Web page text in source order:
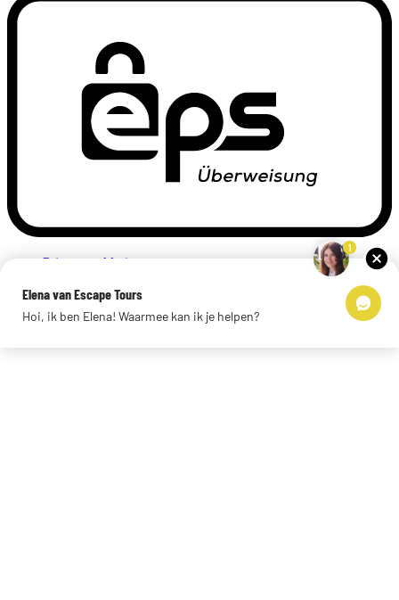
Privacyverklaring
Links
© 2026 Escape Tours
1
Elena van Escape Tours
Hoi, ik ben Elena! Waarmee kan ik je helpen?